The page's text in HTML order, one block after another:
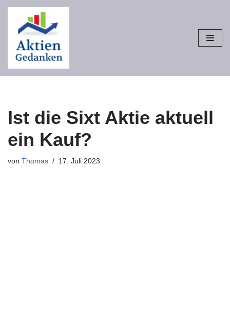
Zum
Inhalt
springen
Ist die Sixt Aktie aktuell
ein Kauf?
von Thomas 17. Juli 2023